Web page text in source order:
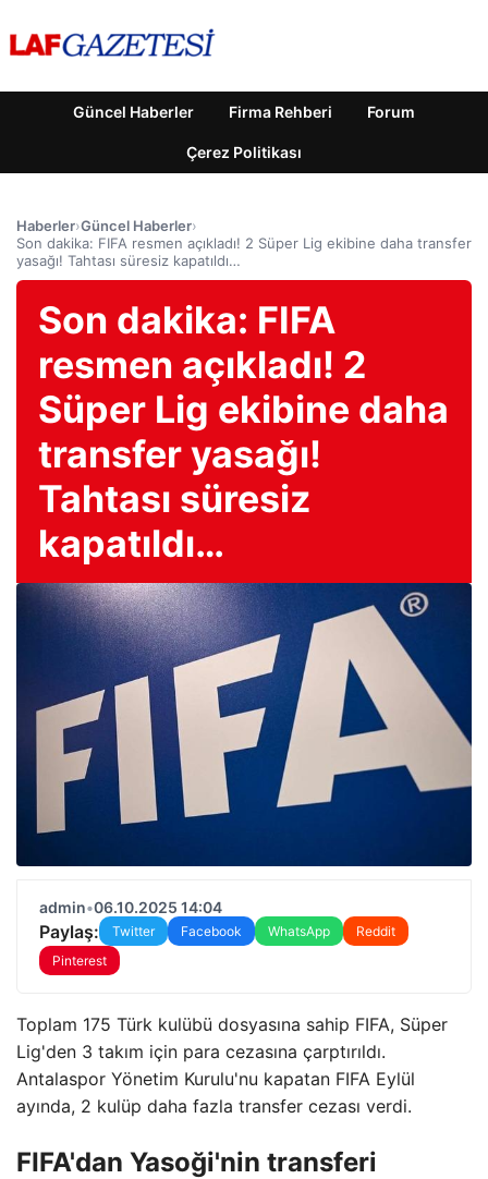
Güncel Haberler Firma Rehberi Forum
Çerez Politikası
Haberler›Güncel Haberler›
Son dakika: FIFA resmen açıkladı! 2 Süper Lig ekibine daha transfer
yasağı! Tahtası süresiz kapatıldı…
Son dakika: FIFA
resmen açıkladı! 2
Süper Lig ekibine daha
transfer yasağı!
Tahtası süresiz
kapatıldı…
admin•06.10.2025 14:04
Paylaş: Twitter Facebook WhatsApp
Reddit
Pinterest
Toplam 175 Türk kulübü dosyasına sahip FIFA, Süper
Lig'den 3 takım için para cezasına çarptırıldı.
Antalaspor Yönetim Kurulu'nu kapatan FIFA Eylül
ayında, 2 kulüp daha fazla transfer cezası verdi.
FIFA'dan Yasoği'nin transferi